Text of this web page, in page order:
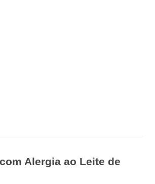
Alergia ao Leite de